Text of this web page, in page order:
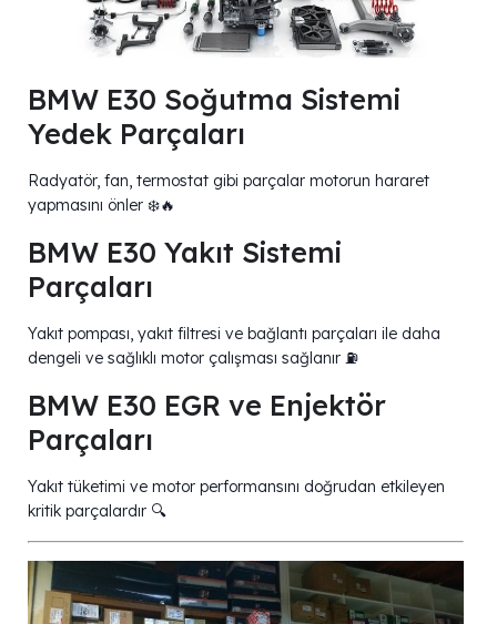
BMW E30 Soğutma Sistemi
Yedek Parçaları
Radyatör, fan, termostat gibi parçalar motorun hararet
yapmasını önler ❄️🔥
BMW E30 Yakıt Sistemi
Parçaları
Yakıt pompası, yakıt filtresi ve bağlantı parçaları ile daha
dengeli ve sağlıklı motor çalışması sağlanır ⛽
BMW E30 EGR ve Enjektör
Parçaları
Yakıt tüketimi ve motor performansını doğrudan etkileyen
kritik parçalardır 🔍